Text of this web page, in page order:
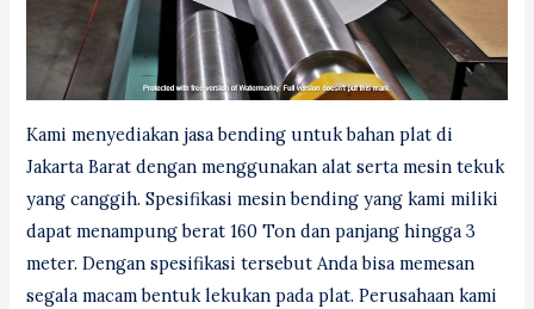
Kami menyediakan jasa bending untuk bahan plat di
Jakarta Barat dengan menggunakan alat serta mesin tekuk
yang canggih. Spesifikasi mesin bending yang kami miliki
dapat menampung berat 160 Ton dan panjang hingga 3
meter. Dengan spesifikasi tersebut Anda bisa memesan
segala macam bentuk lekukan pada plat. Perusahaan kami